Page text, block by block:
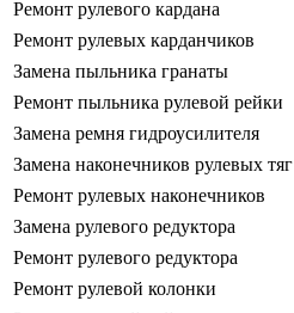
Ремонт рулевого кардана
Ремонт рулевых карданчиков
Замена пыльника гранаты
Ремонт пыльника рулевой рейки
Замена ремня гидроусилителя
Замена наконечников рулевых тяг
Ремонт рулевых наконечников
Замена рулевого редуктора
Ремонт рулевого редуктора
Ремонт рулевой колонки